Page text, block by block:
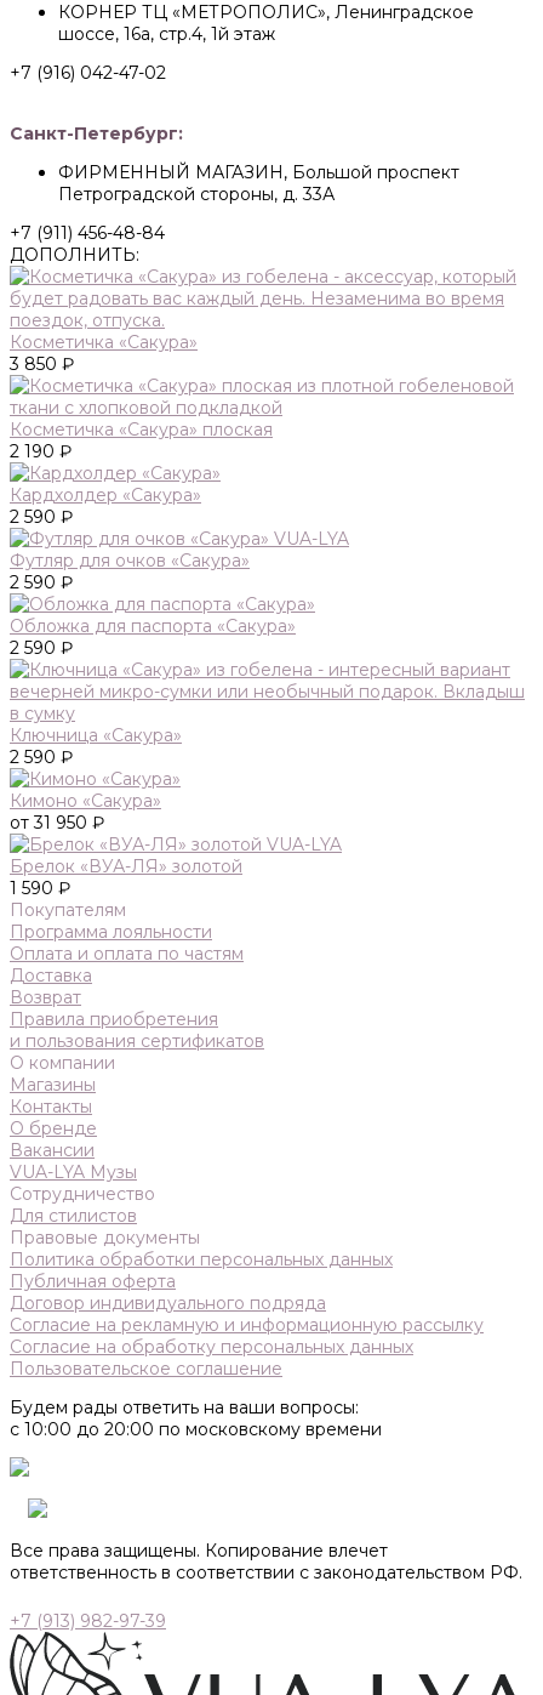
КОРНЕР ТЦ «МЕТРОПОЛИС», Ленинградское
шоссе, 16а, стр.4, 1й этаж
+7 (916) 042-47-02
Санкт-Петербург:
ФИРМЕННЫЙ МАГАЗИН, Большой проспект
Петроградской стороны, д. 33А
+7 (911) 456-48-84
ДОПОЛНИТЬ:
Косметичка «Сакура»
3 850 ₽
Косметичка «Сакура» плоская
2 190 ₽
Кардхолдер «Сакура»
2 590 ₽
Футляр для очков «Сакура»
2 590 ₽
Обложка для паспорта «Сакура»
2 590 ₽
Ключница «Сакура»
2 590 ₽
Кимоно «Сакура»
от 31 950 ₽
Брелок «ВУА-ЛЯ» золотой
1 590 ₽
Покупателям
Программа лояльности
Оплата и оплата по частям
Доставка
Возврат
Правила приобретения
и пользования сертификатов
О компании
Магазины
Контакты
О бренде
Вакансии
VUA-LYA Музы
Сотрудничество
Для стилистов
Правовые документы
Политика обработки персональных данных
Публичная оферта
Договор индивидуального подряда
Согласие на рекламную и информационную рассылку
Согласие на обработку персональных данных
Пользовательское соглашение
Будем рады ответить на ваши вопросы:
с 10:00 до 20:00 по московскому времени
Все права защищены. Копирование влечет
ответственность в соответствии с законодательством РФ.
+7 (913) 982-97-39